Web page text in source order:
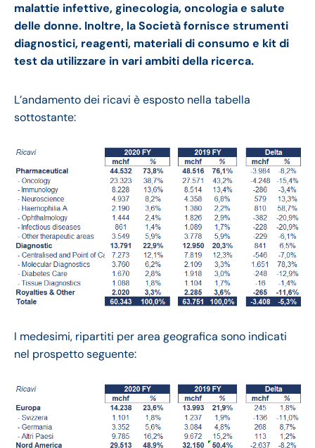
malattie infettive, ginecologia, oncologia e salute
delle donne. Inoltre, la Società fornisce strumenti
diagnostici, reagenti, materiali di consumo e kit di
test da utilizzare in vari ambiti della ricerca.
L’andamento dei ricavi è esposto nella tabella
sottostante:
I medesimi, ripartiti per area geografica sono indicati
nel prospetto seguente: